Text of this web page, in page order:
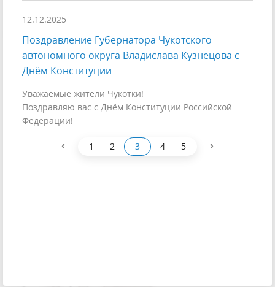
12.12.2025
Поздравление Губернатора Чукотского
автономного округа Владислава Кузнецова с
Днём Конституции
Уважаемые жители Чукотки!
Поздравляю вас с Днём Конституции Российской
Федерации!
‹ 1 2 3 4 5 ›